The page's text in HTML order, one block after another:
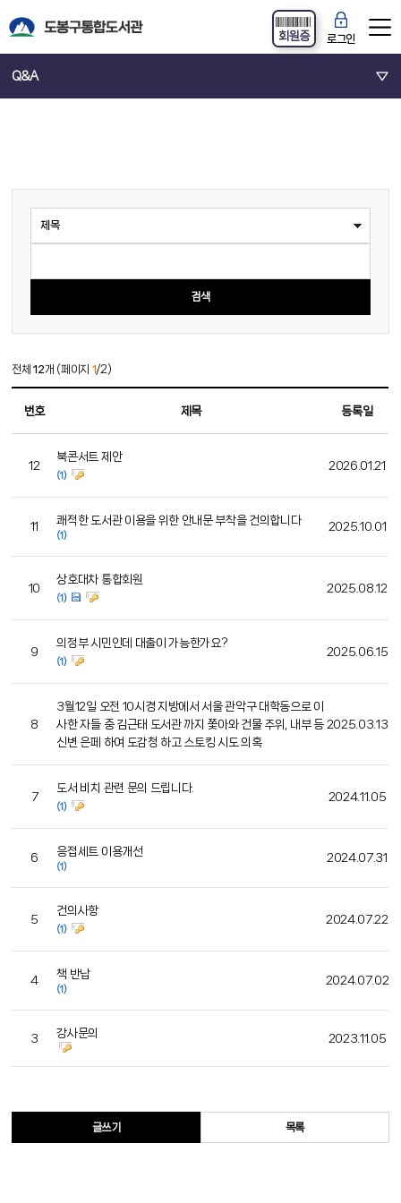
로그인
회원증
Q&A
전체12개 (페이지 1/2)
번호 제목 등록일
12
북콘서트 제안
(1)
2026.01.21
11 쾌적한 도서관 이용을 위한 안내문 부착을 건의합니다
(1)
2025.10.01
10
상호대차 통합회원
(1)
2025.08.12
9
의정부 시민인데 대출이 가능한가요?
(1)
2025.06.15
8
3월12일 오전 10시경 지방에서 서울 관악구 대학동으로 이
사한 자들 중 김근태 도서관 까지 쫓아와 건물 주위, 내부 등
신변 은페 하여 도감청 하고 스토킹 시도 의혹
2025.03.13
7
도서 비치 관련 문의 드립니다.
(1)
2024.11.05
6 응접세트 이용개선
(1)
2024.07.31
5
건의사항
(1)
2024.07.22
4 책 반납
(1)
2024.07.02
3 강사문의 2023.11.05
글쓰기 목록